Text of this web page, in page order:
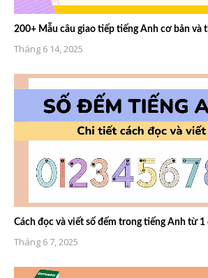
200+ Mẫu câu giao tiếp tiếng Anh cơ bản và
Tháng 6 14, 2025
Cách đọc và viết số đếm trong tiếng Anh từ
Tháng 6 7, 2025